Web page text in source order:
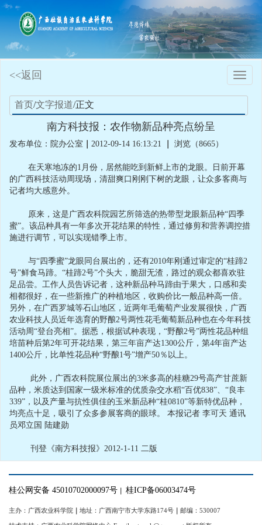
Toggle
<<返回
首页/文字报道/正文
南方科技报：农作物新品种亮点纷呈
发布单位：院办公室 2012-09-14 16:13:21 浏览（8665）
在天寒地冻的1月份，居然能吃到新鲜上市的龙眼。日前开幕
的广西科技活动周现场，清甜爽口刚刚下树的龙眼，让众多客商与
记者均大感意外。
原来，这是广西农科院园艺所筛选的热带型龙眼新品种“四季
蜜”。该品种具有一年多次开花结果的特性，通过修剪和营养调控措
施进行调节，可以实现错季上市。
与“四季蜜”龙眼同台展出的，还有2010年刚通过审定的“桂蹄2
号”鲜食马蹄。“桂蹄2号”个头大，脆甜无渣，路过的观众都喜欢驻
足品尝。工作人员告诉记者，这种新品种马蹄由于果大，口感和卖
相都很好，在一些新推广的种植地区，收购价比一般品种高一倍。
另外，在广西罗城等石山地区，近两年毛葡萄产业发展很快，广西
农业科技人员近年选育的野酿2号两性花毛葡萄新品种也在今年科技
活动周“登台亮相”。据悉，根据试种表现，“野酿2号”两性花品种组
培苗种后第2年可开花结果，第三年亩产达1300公斤，第4年亩产达
1400公斤，比单性花品种“野酿1号”增产50％以上。
此外，广西农科院展位展出的3米多高的桂糖29号高产甘蔗新
品种，米质达到国家一级米标准的优质杂交水稻“百优838”、“良丰
339”，以及产量与抗性俱佳的玉米新品种“桂0810”等新特优品种，
均亮点十足，吸引了众多参展客商的眼球。 本报记者 李可天 通讯
员邓立国 陆建勋
刊登《南方科技报》2012-1-11 二版
桂公网安备 45010702000097号 ｜ 桂ICP备06003474号
主办：广西农业科学院 ｜ 地址：广西南宁市大学东路174号 ｜ 邮编：530007